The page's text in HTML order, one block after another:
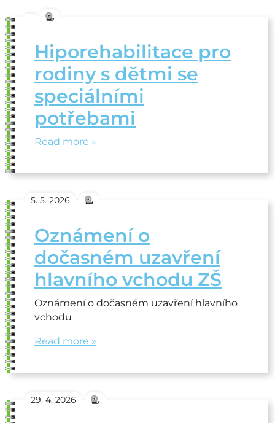
Hiporehabilitace pro
rodiny s dětmi se
speciálními
potřebami
Read more »
5. 5. 2026
Oznámení o
dočasném uzavření
hlavního vchodu ZŠ
Oznámení o dočasném uzavření hlavního
vchodu
Read more »
29. 4. 2026